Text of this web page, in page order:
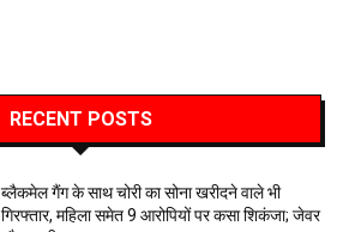
RECENT POSTS
ब्लैकमेल गैंग के साथ चोरी का सोना खरीदने वाले भी
गिरफ्तार, महिला समेत 9 आरोपियों पर कसा शिकंजा; जेवर